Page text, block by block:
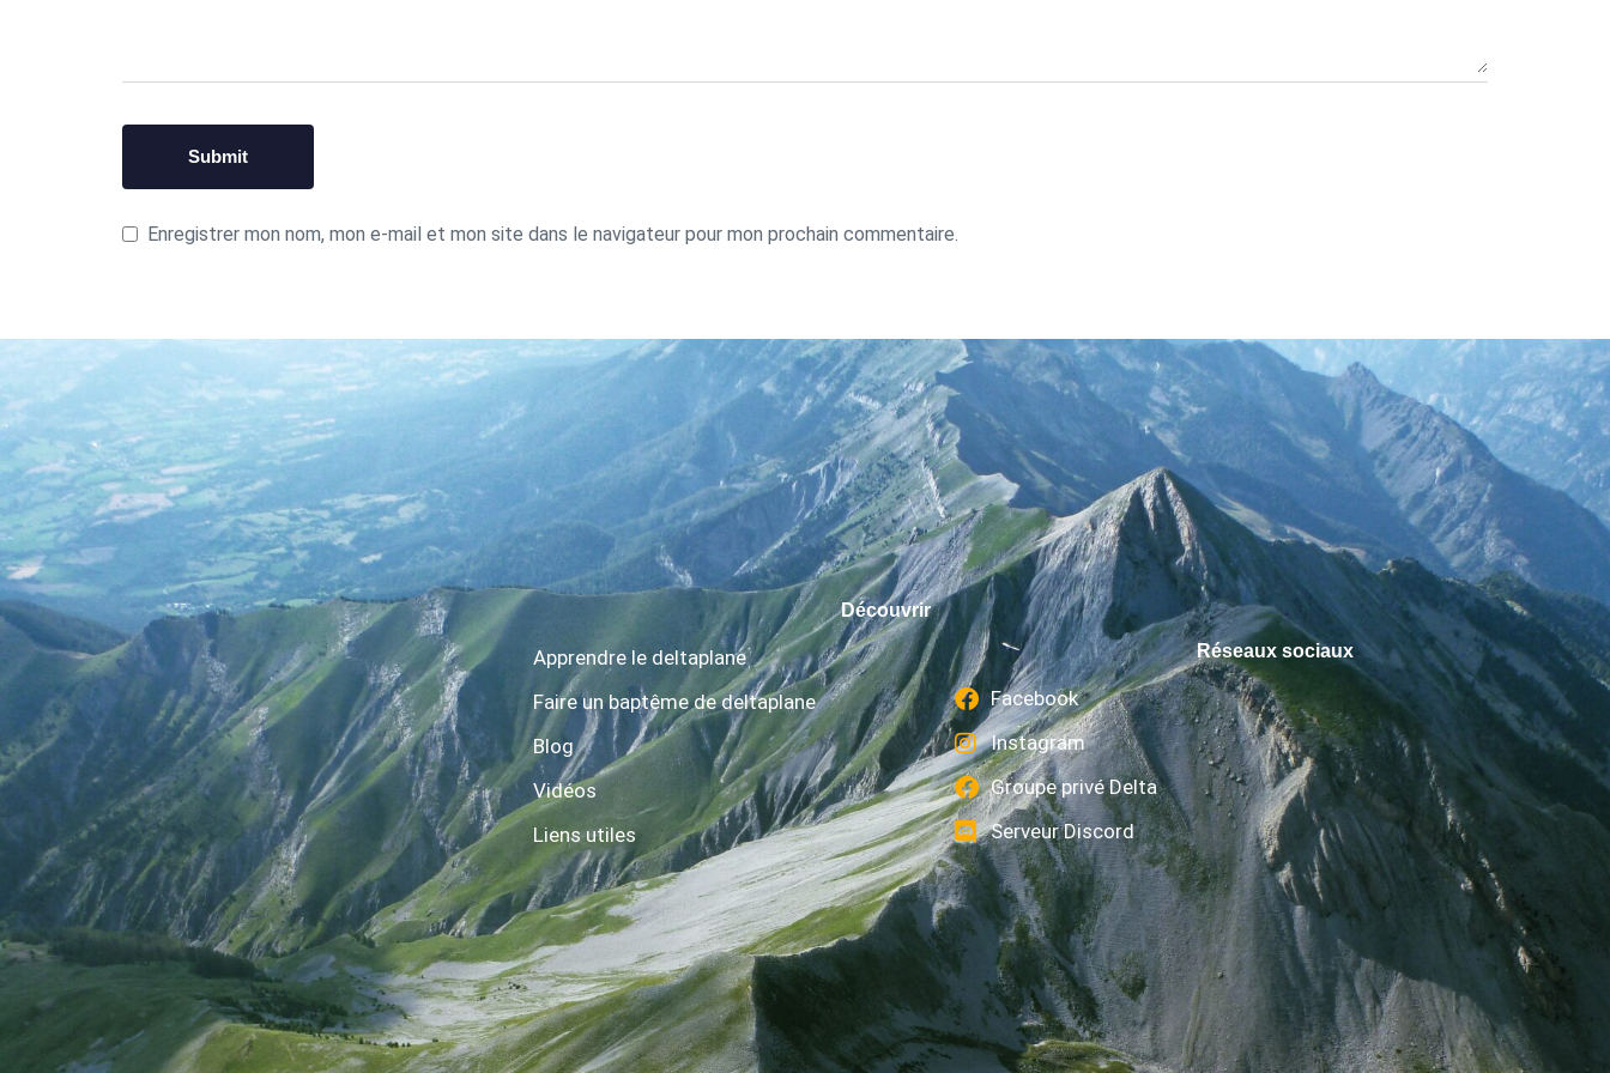
Enregistrer mon nom, mon e-mail et mon site dans le navigateur pour mon prochain commentaire.
Découvrir
Apprendre le deltaplane
Faire un baptême de deltaplane
Blog
Vidéos
Liens utiles
Réseaux sociaux
Facebook
Instagram
Groupe privé Delta
Serveur Discord